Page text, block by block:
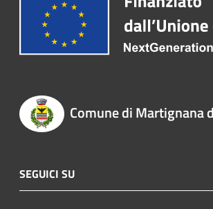
Comune di Martignana
SEGUICI SU